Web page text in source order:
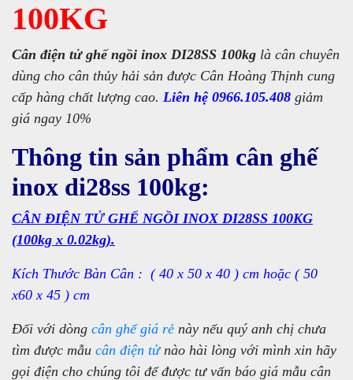
100KG
Cân điện tử ghế ngồi inox DI28SS 100kg là cân chuyên
dùng cho cân thủy hải sản được Cân Hoàng Thịnh cung
cấp hàng chất lượng cao. Liên hệ 0966.105.408 giảm
giá ngay 10%
Thông tin sản phẩm cân ghế
inox di28ss 100kg:
CÂN ĐIỆN TỬ GHẾ NGỒI INOX DI28SS 100KG
(100kg x 0.02kg).
Kích Thước Bàn Cân : ( 40 x 50 x 40 ) cm hoặc ( 50
x60 x 45 ) cm
Đối với dòng cân ghế giá rẻ này nếu quý anh chị chưa
tìm được mẫu cân điện tửnào hài lòng với mình xin hãy
gọi điện cho chúng tôi để được tư vấn báo giá mẫu cân